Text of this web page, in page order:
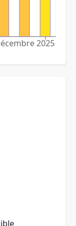
2025